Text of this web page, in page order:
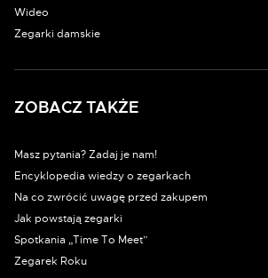
Wideo
Zegarki damskie
ZOBACZ TAKŻE
Masz pytania? Zadaj je nam!
Encyklopedia wiedzy o zegarkach
Na co zwrócić uwagę przed zakupem
Jak powstają zegarki
Spotkania „Time To Meet”
Zegarek Roku